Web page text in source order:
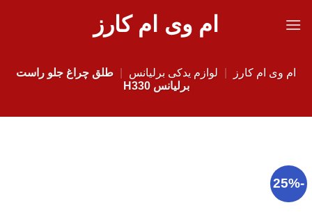
ام وی ام کارز
ام وی ام کارز لوازم یدکی برلیانس
طلق چراغ جلو راست
برلیانس H330
-25%